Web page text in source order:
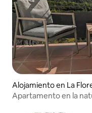
Alojamiento en La
Apartamento en la